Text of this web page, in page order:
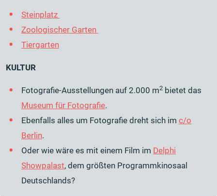
Steinplatz
Zoologischer Garten
Tiergarten
KULTUR
Fotografie-Ausstellungen auf 2.000 m2 bietet das
Museum für Fotografie.
Ebenfalls alles um Fotografie dreht sich im c/o
Berlin.
Oder wie wäre es mit einem Film im Delphi
Showpalast, dem größten Programmkinosaal
Deutschlands?